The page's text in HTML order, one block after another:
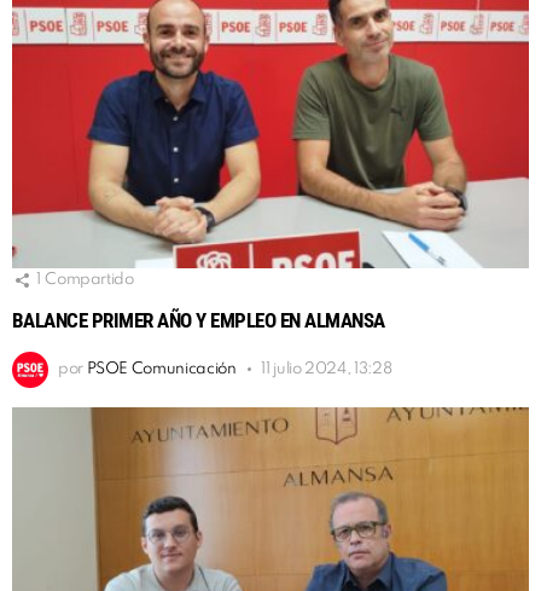
Compartido
BALANCE PRIMER AÑO Y EMPLEO EN ALMANSA
por PSOE Comunicación 11 julio 2024, 13:28